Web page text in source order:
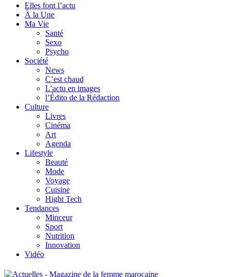
Elles font l’actu
À la Une
Ma Vie
Santé
Sexo
Psycho
Société
News
C’est chaud
L’actu en images
l’Édito de la Rédaction
Culture
Livres
Cinéma
Art
Agenda
Lifestyle
Beauté
Mode
Voyage
Cuisine
Hight Tech
Tendances
Minceur
Sport
Nutrition
Innovation
Vidéo